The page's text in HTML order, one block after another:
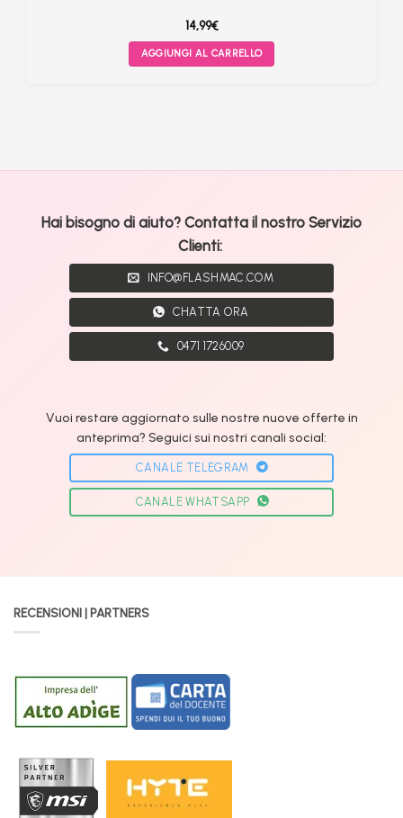
14,99€
AGGIUNGI AL CARRELLO
Hai bisogno di aiuto? Contatta il nostro Servizio
Clienti:
INFO@FLASHMAC.COM
CHATTA ORA
0471 1726009
Vuoi restare aggiornato sulle nostre nuove offerte in
anteprima? Seguici sui nostri canali social:
CANALE TELEGRAM
CANALE WHATSAPP
RECENSIONI | PARTNERS